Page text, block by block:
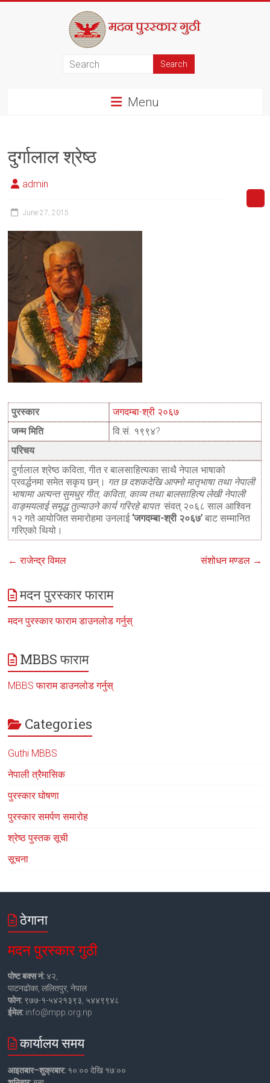
Menu
दुर्गालाल श्रेष्ठ
admin
June 27, 2015
पुरस्कार
जगदम्बा-श्री २०६७
जन्म मिति
वि.सं. १९९४?
परिचय
दुर्गालाल श्रेष्ठ कविता, गीत र बालसाहित्यका साथै नेपाल भाषाको
प्रवर्द्धनमा समेत सकृय छन्। गत छ दशकदेखि आफ्नो मातृभाषा तथा नेपाली
भाषामा अत्यन्त सुमधुर गीत, कविता, काव्य तथा बालसाहित्य लेखी नेपाली
वाङ्मयलाई समृद्ध तुल्याउने कार्य गरिरहे बापत संवत् २०६८ साल आश्विन
१२ गते आयोजित समारोहमा उनलाई‘जगदम्बा-श्री २०६७’ बाट सम्मानित
गरिएको थियो।
← राजेन्द्र विमल संशोधन मण्डल →
मदन पुरस्कार फाराम
मदन पुरस्कार फाराम डाउनलोड गर्नुस्
MBBS फाराम
MBBS फाराम डाउनलोड गर्नुस्
Categories
Guthi MBBS
नेपाली त्रैमासिक
पुरस्कार घोषणा
पुरस्कार समर्पण समारोह
श्रेष्ठ पुस्तक सूची
सूचना
ठेगाना
मदन पुरस्कार गुठी
पोष्ट बक्स नं: ४२,
पाटनढोका, ललितपुर, नेपाल
फोन: ९७७-१-५४२१३९३, ५४४९९४८
ईमेल: info@mpp.org.np
कार्यालय समय
आइतबार–शुक्रबार: १०:०० देखि १७:००